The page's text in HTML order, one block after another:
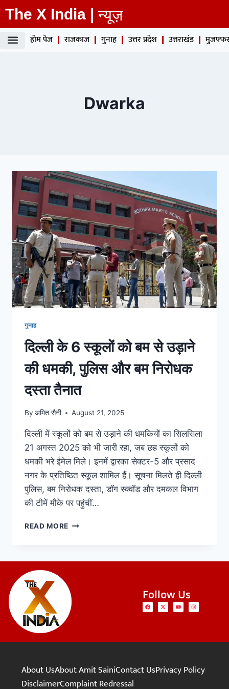
The X India | न्यूज़
होम पेज राजकाज गुनाह उत्तर प्रदेश उत्तराखंड
Dwarka
गुनाह
दिल्ली के 6 स्कूलों को बम से उड़ाने
की धमकी, पुलिस और बम निरोधक
दस्ता तैनात
By अमित सैनी August 21, 2025
दिल्ली में स्कूलों को बम से उड़ाने की धमकियों का सिलसिला
21 अगस्त 2025 को भी जारी रहा, जब छह स्कूलों को
धमकी भरे ईमेल मिले। इनमें द्वारका सेक्टर-5 और प्रसाद
नगर के प्रतिष्ठित स्कूल शामिल हैं। सूचना मिलते ही दिल्ली
पुलिस, बम निरोधक दस्ता, डॉग स्क्वॉड और दमकल विभाग
की टीमें मौके पर पहुंचीं…
READ MORE
Follow Us
About UsAbout Amit SainiContact UsPrivacy Policy
DisclaimerComplaint Redressal